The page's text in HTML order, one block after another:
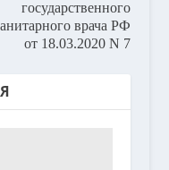
государственного
врача РФ
от 18.03.2020 N 7